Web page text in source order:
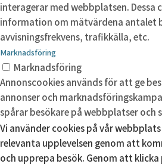
Vi använder cookies på vår
relevanta upplevelsen genom att
och upprepa besök. Genom att
interagerar med webbplatsen. Dessa
information om mätvärdena antalet
avvisningsfrekvens, trafikkälla, etc.
Marknadsföring
Marknadsföring
Annonscookies används för att ge
annonser och
spårar besökare på webbplatser
att tillhandahålla anpassade
Okategoriserade
Okategoriserade